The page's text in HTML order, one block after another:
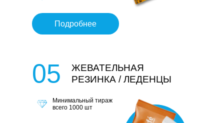
05
Минимальный тираж
всего 1000 шт
Подробнее
ЖЕВАТЕЛЬНАЯ
РЕЗИНКА / ЛЕДЕНЦЫ